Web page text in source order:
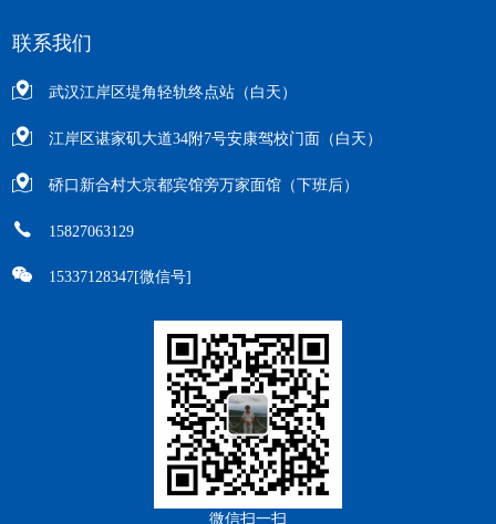
联系我们
武汉江岸区堤角轻轨终点站（白天）
江岸区谌家矶大道34附7号安康驾校门面（白天）
硚口新合村大京都宾馆旁万家面馆（下班后）
15827063129
15337128347[微信号]
微信扫一扫